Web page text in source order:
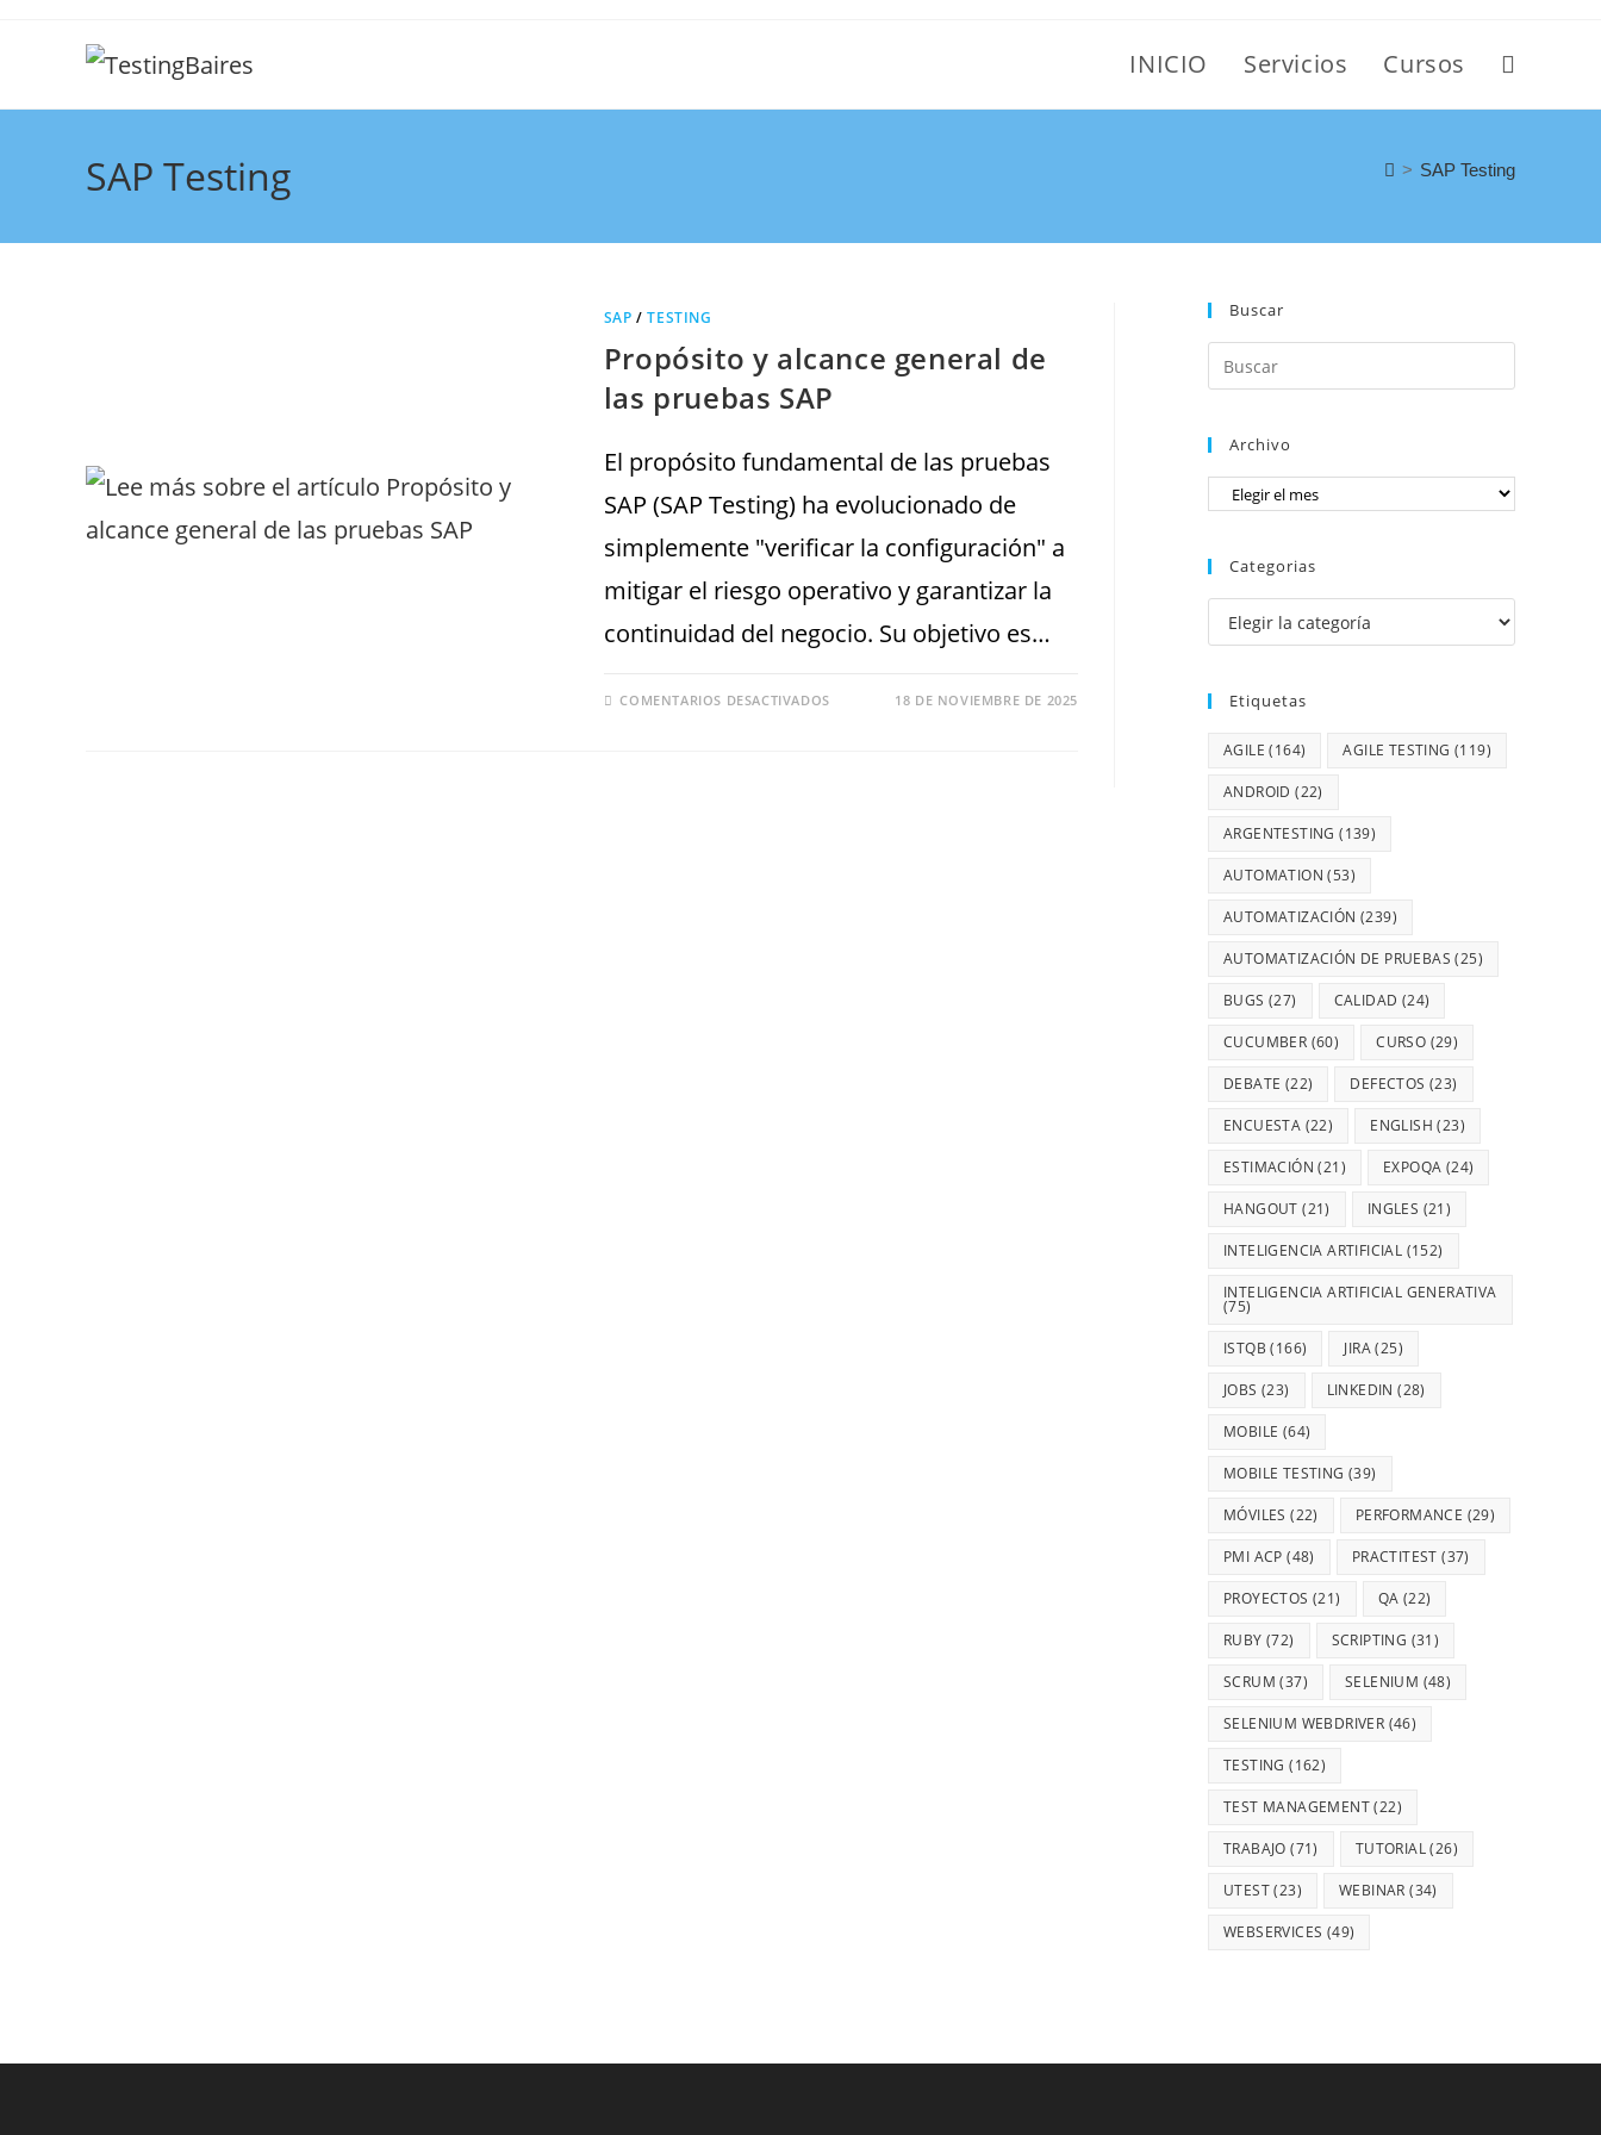
INICIO Servicios Cursos
SAP Testing > SAP Testing
SAP /TESTING
Propósito y alcance general de
las pruebas SAP
El propósito fundamental de las pruebas
SAP (SAP Testing) ha evolucionado de
simplemente "verificar la configuración" a
mitigar el riesgo operativo y garantizar la
continuidad del negocio. Su objetivo es…
COMENTARIOS DESACTIVADOS 18 DE NOVIEMBRE DE 2025
Buscar
Archivo
Categorias
Etiquetas
AGILE (164) AGILE TESTING (119)
ANDROID (22)
ARGENTESTING (139)
AUTOMATION (53)
AUTOMATIZACIÓN (239)
AUTOMATIZACIÓN DE PRUEBAS (25)
BUGS (27) CALIDAD (24)
CUCUMBER (60) CURSO (29)
DEBATE (22) DEFECTOS (23)
ENCUESTA (22) ENGLISH (23)
ESTIMACIÓN (21) EXPOQA (24)
HANGOUT (21) INGLES (21)
INTELIGENCIA ARTIFICIAL (152)
INTELIGENCIA ARTIFICIAL GENERATIVA
(75)
ISTQB (166) JIRA(25)
JOBS (23) LINKEDIN (28)
MOBILE (64)
MOBILE TESTING (39)
MÓVILES (22) PERFORMANCE (29)
PMI ACP (48) PRACTITEST (37)
PROYECTOS (21) QA (22)
RUBY (72) SCRIPTING (31)
SCRUM (37) SELENIUM (48)
SELENIUM WEBDRIVER (46)
TESTING (162)
TEST MANAGEMENT(22)
TRABAJO (71) TUTORIAL(26)
UTEST(23) WEBINAR (34)
WEBSERVICES (49)